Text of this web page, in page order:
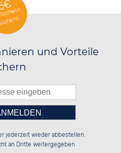
und Vorteile
Bitte tragen Sie die Zahl in
das nebenstehende Feld ein.
jederzeit wieder abbestellen.
an Dritte weitergegeben